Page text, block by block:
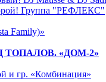
Группа "РЕФЛЕКС"
Family)»
ТОПАЛОВ. «ДОМ-2»
и гр. «Комбинация»